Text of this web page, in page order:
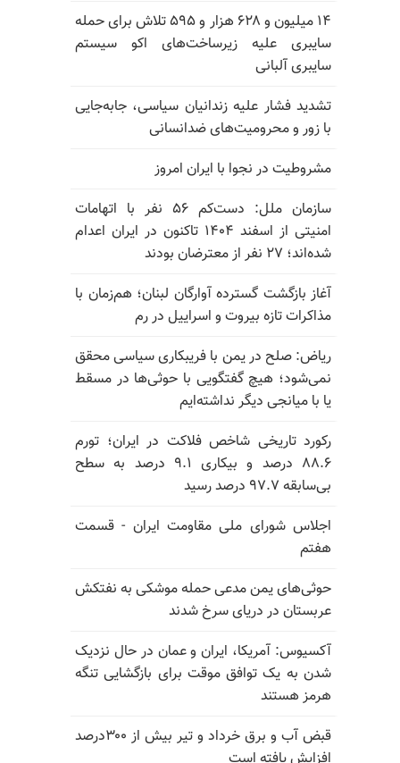
۱۴ میلیون و ۶۲۸ هزار و ۵۹۵ تلاش برای حمله
سایبری علیه زیرساخت‌های اکو سیستم
سایبری آلبانی
تشدید فشار علیه زندانیان سیاسی، جابه‌جایی
با زور و محرومیت‌های ضدانسانی
مشروطیت در نجوا با ایران امروز
سازمان ملل: دست‌کم ۵۶ نفر با اتهامات
امنیتی از اسفند ۱۴۰۴ تاکنون در ایران اعدام
شده‌اند؛ ۲۷ نفر از معترضان بودند
آغاز بازگشت گسترده آوارگان لبنان؛ هم‌زمان با
مذاکرات تازه بیروت و اسراییل در رم
ریاض: صلح در یمن با فریبکاری سیاسی محقق
نمی‌شود؛ هیچ گفتگویی با حوثی‌ها در مسقط
یا با میانجی دیگر نداشته‌ایم
رکورد تاریخی شاخص فلاکت در ایران؛ تورم
۸۸.۶ درصد و بیکاری ۹.۱ درصد به سطح
بی‌سابقه ۹۷.۷ درصد رسید
اجلاس شورای ملی مقاومت ایران - قسمت
هفتم
حوثی‌های یمن مدعی حمله موشکی به نفتکش
عربستان در دریای سرخ شدند
آکسیوس: آمریکا، ایران و عمان در حال نزدیک
شدن به یک توافق موقت برای بازگشایی تنگه
هرمز هستند
قبض آب و برق خرداد و تیر بیش از ۳۰۰درصد